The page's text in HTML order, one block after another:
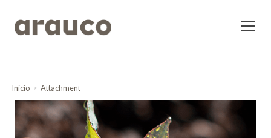
Inicio Attachment